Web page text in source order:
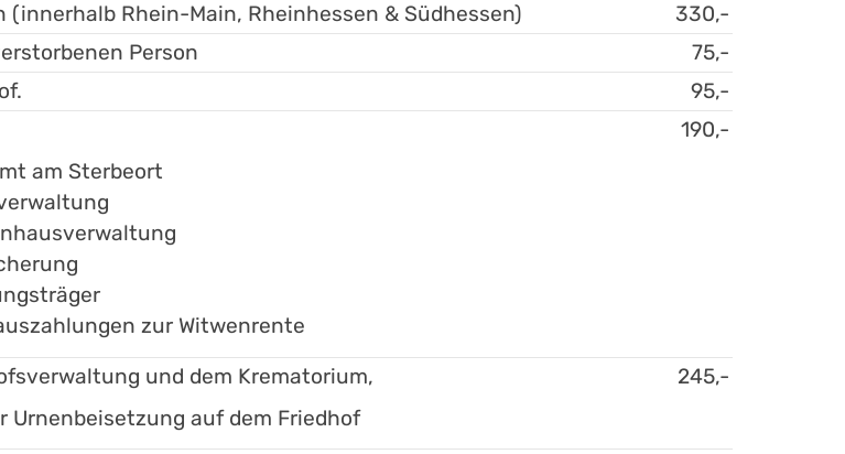
Rhein-Main, Rheinhessen & Südhessen)
330,-
Person
75,-
95,-
am Sterbeort
zur Witwenrente
190,-
und dem Krematorium,
Urnenbeisetzung auf dem Friedhof
245,-